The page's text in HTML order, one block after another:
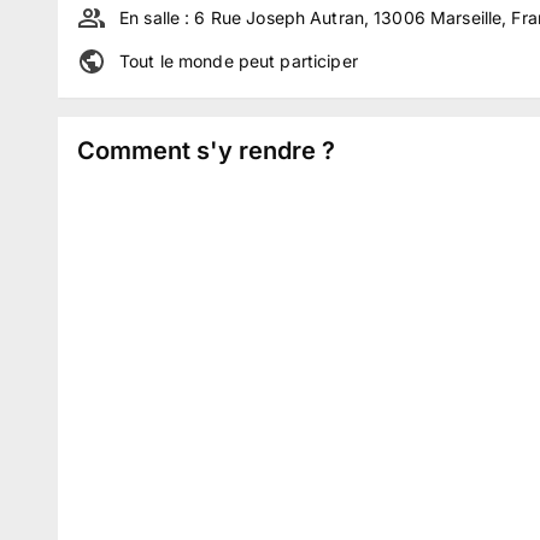
En salle :6 Rue Joseph Autran, 13006 Marseille,
Tout le monde peut participer
Comment s'y rendre ?